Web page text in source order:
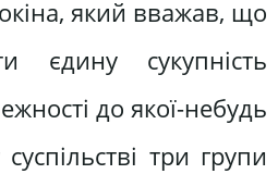
який вважав, що
єдину сукупність
до якої-небудь
три групи